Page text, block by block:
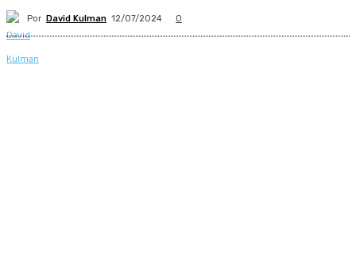
Por David Kulman 12/07/2024 0